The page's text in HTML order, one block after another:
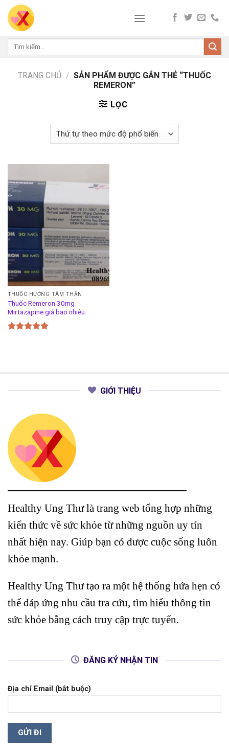
Skip
content
Tìm
TRANG CHỦ / SẢN PHẨM ĐƯỢC GẮN THẺ “THUỐC
REMERON”
LỌC
THUỐC HƯỚNG TÂM THẦN
Thuốc Remeron 30mg
Mirtazapine giá bao nhiêu
GIỚI THIỆU
Healthy Ung Thư là trang web tổng hợp những
kiến thức về sức khỏe từ những nguồn uy tín
nhất hiện nay. Giúp bạn có được cuộc sống luôn
khỏe mạnh.
Healthy Ung Thư tạo ra một hệ thống hứa hẹn có
thể đáp ứng nhu cầu tra cứu, tìm hiểu thông tin
sức khỏe bằng cách truy cập trực tuyến.
ĐĂNG KÝ NHẬN TIN
Địa chỉ Email (bắt buộc)